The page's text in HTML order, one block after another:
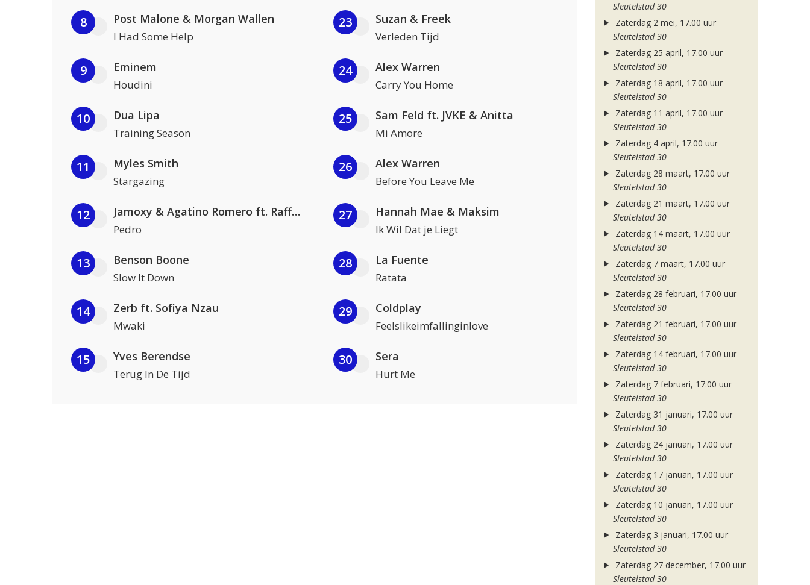
8 Post Malone & Morgan Wallen
I Had Some Help
9 Eminem
Houdini
10 Dua Lipa
Training Season
11 Myles Smith
Stargazing
12 Jamoxy & Agatino Romero ft. Raffaella Carrà
Pedro
13 Benson Boone
Slow It Down
14 Zerb ft. Sofiya Nzau
Mwaki
15 Yves Berendse
Terug In De Tijd
23 Suzan & Freek
Verleden Tijd
24 Alex Warren
Carry You Home
25 Sam Feld ft. JVKE & Anitta
Mi Amore
26 Alex Warren
Before You Leave Me
27 Hannah Mae & Maksim
Ik Wil Dat je Liegt
28 La Fuente
Ratata
29 Coldplay
Feelslikeimfallinginlove
30 Sera
Hurt Me
Sleutelstad 30
Zaterdag 2 mei, 17.00 uur
Sleutelstad 30
Zaterdag 25 april, 17.00 uur
Sleutelstad 30
Zaterdag 18 april, 17.00 uur
Sleutelstad 30
Zaterdag 11 april, 17.00 uur
Sleutelstad 30
Zaterdag 4 april, 17.00 uur
Sleutelstad 30
Zaterdag 28 maart, 17.00 uur
Sleutelstad 30
Zaterdag 21 maart, 17.00 uur
Sleutelstad 30
Zaterdag 14 maart, 17.00 uur
Sleutelstad 30
Zaterdag 7 maart, 17.00 uur
Sleutelstad 30
Zaterdag 28 februari, 17.00 uur
Sleutelstad 30
Zaterdag 21 februari, 17.00 uur
Sleutelstad 30
Zaterdag 14 februari, 17.00 uur
Sleutelstad 30
Zaterdag 7 februari, 17.00 uur
Sleutelstad 30
Zaterdag 31 januari, 17.00 uur
Sleutelstad 30
Zaterdag 24 januari, 17.00 uur
Sleutelstad 30
Zaterdag 17 januari, 17.00 uur
Sleutelstad 30
Zaterdag 10 januari, 17.00 uur
Sleutelstad 30
Zaterdag 3 januari, 17.00 uur
Sleutelstad 30
Zaterdag 27 december, 17.00 uur
Sleutelstad 30